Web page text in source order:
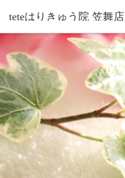
teteはりきゅう院 笠舞店